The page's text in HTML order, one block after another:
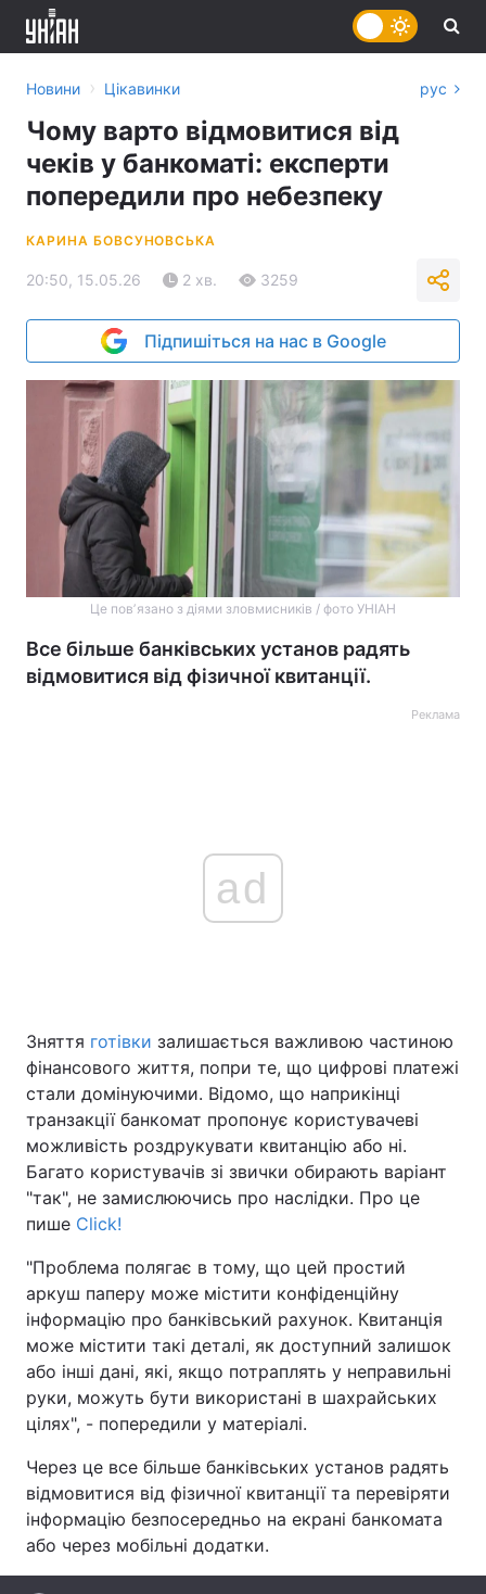
Головна Війна
Україна Політика
Спорт Наука
Техно і зв'язок
Зброя Інциденти
Здоров'я Туризм
Цікавинки Погода
Лонгріди
Відео з Youtube
Новини › Цікавинки рус
Чому варто відмовитися від
чеків у банкоматі: експерти
попередили про небезпеку
КАРИНА БОВСУНОВСЬКА
20:50, 15.05.26 2 хв. 3259
Підпишіться на нас в Google
Це повʼязано з діями зловмисників / фото УНІАН
Все більше банківських установ радять
відмовитися від фізичної квитанції.
Реклама
ad
Зняття готівки залишається важливою частиною
фінансового життя, попри те, що цифрові платежі
стали домінуючими. Відомо, що наприкінці
транзакції банкомат пропонує користувачеві
можливість роздрукувати квитанцію або ні.
Багато користувачів зі звички обирають варіант
"так", не замислюючись про наслідки. Про це
пише Click!
"Проблема полягає в тому, що цей простий
аркуш паперу може містити конфіденційну
інформацію про банківський рахунок. Квитанція
може містити такі деталі, як доступний залишок
або інші дані, які, якщо потраплять у неправильні
руки, можуть бути використані в шахрайських
цілях", - попередили у матеріалі.
Через це все більше банківських установ радять
відмовитися від фізичної квитанції та перевіряти
інформацію безпосередньо на екрані банкомата
або через мобільні додатки.